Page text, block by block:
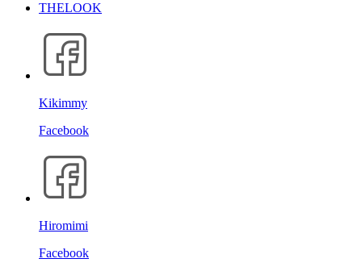
THELOOK
Kikimmy
Facebook
Hiromimi
Facebook